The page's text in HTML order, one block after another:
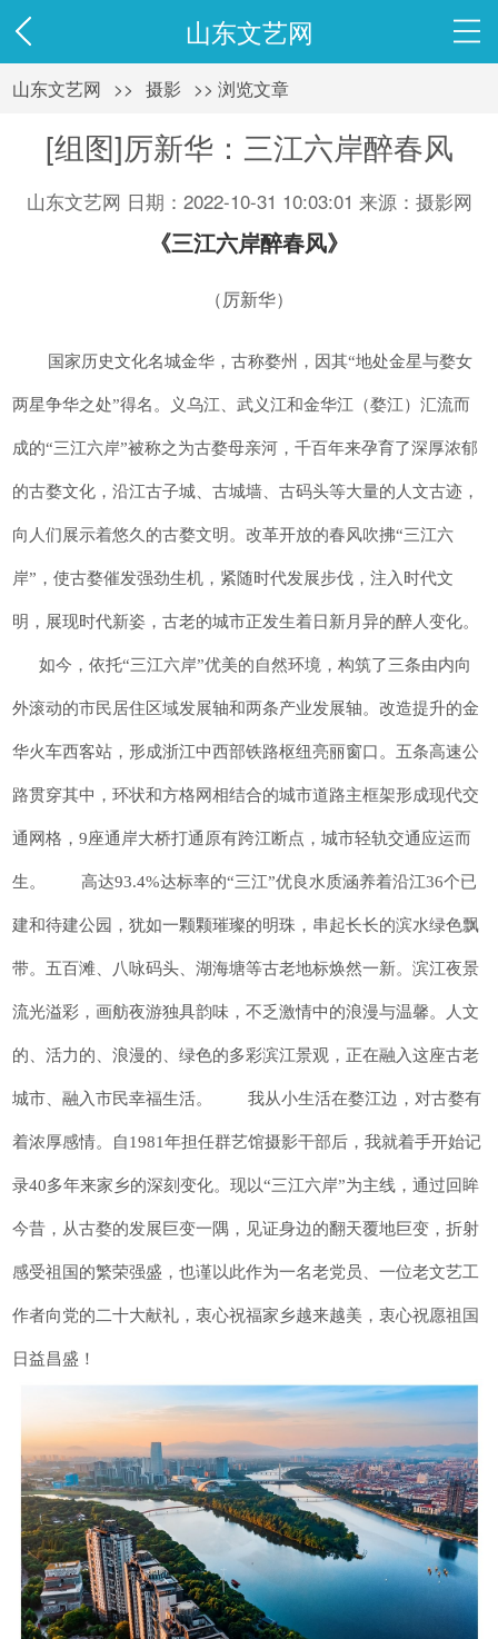
山东文艺网
山东文艺网 >> 摄影 >> 浏览文章
[组图]厉新华：三江六岸醉春风
山东文艺网 日期：2022-10-31 10:03:01 来源：摄影网
《三江六岸醉春风》
（厉新华）
国家历史文化名城金华，古称婺州，因其“地处金星与婺女
两星争华之处”得名。义乌江、武义江和金华江（婺江）汇流而
成的“三江六岸”被称之为古婺母亲河，千百年来孕育了深厚浓郁
的古婺文化，沿江古子城、古城墙、古码头等大量的人文古迹，
向人们展示着悠久的古婺文明。改革开放的春风吹拂“三江六
岸”，使古婺催发强劲生机，紧随时代发展步伐，注入时代文
明，展现时代新姿，古老的城市正发生着日新月异的醉人变化。
如今，依托“三江六岸”优美的自然环境，构筑了三条由内向
外滚动的市民居住区域发展轴和两条产业发展轴。改造提升的金
华火车西客站，形成浙江中西部铁路枢纽亮丽窗口。五条高速公
路贯穿其中，环状和方格网相结合的城市道路主框架形成现代交
通网格，9座通岸大桥打通原有跨江断点，城市轻轨交通应运而
生。 高达93.4%达标率的“三江”优良水质涵养着沿江36个已
建和待建公园，犹如一颗颗璀璨的明珠，串起长长的滨水绿色飘
带。五百滩、八咏码头、湖海塘等古老地标焕然一新。滨江夜景
流光溢彩，画舫夜游独具韵味，不乏激情中的浪漫与温馨。人文
的、活力的、浪漫的、绿色的多彩滨江景观，正在融入这座古老
城市、融入市民幸福生活。 我从小生活在婺江边，对古婺有
着浓厚感情。自1981年担任群艺馆摄影干部后，我就着手开始记
录40多年来家乡的深刻变化。现以“三江六岸”为主线，通过回眸
今昔，从古婺的发展巨变一隅，见证身边的翻天覆地巨变，折射
感受祖国的繁荣强盛，也谨以此作为一名老党员、一位老文艺工
作者向党的二十大献礼，衷心祝福家乡越来越美，衷心祝愿祖国
日益昌盛！